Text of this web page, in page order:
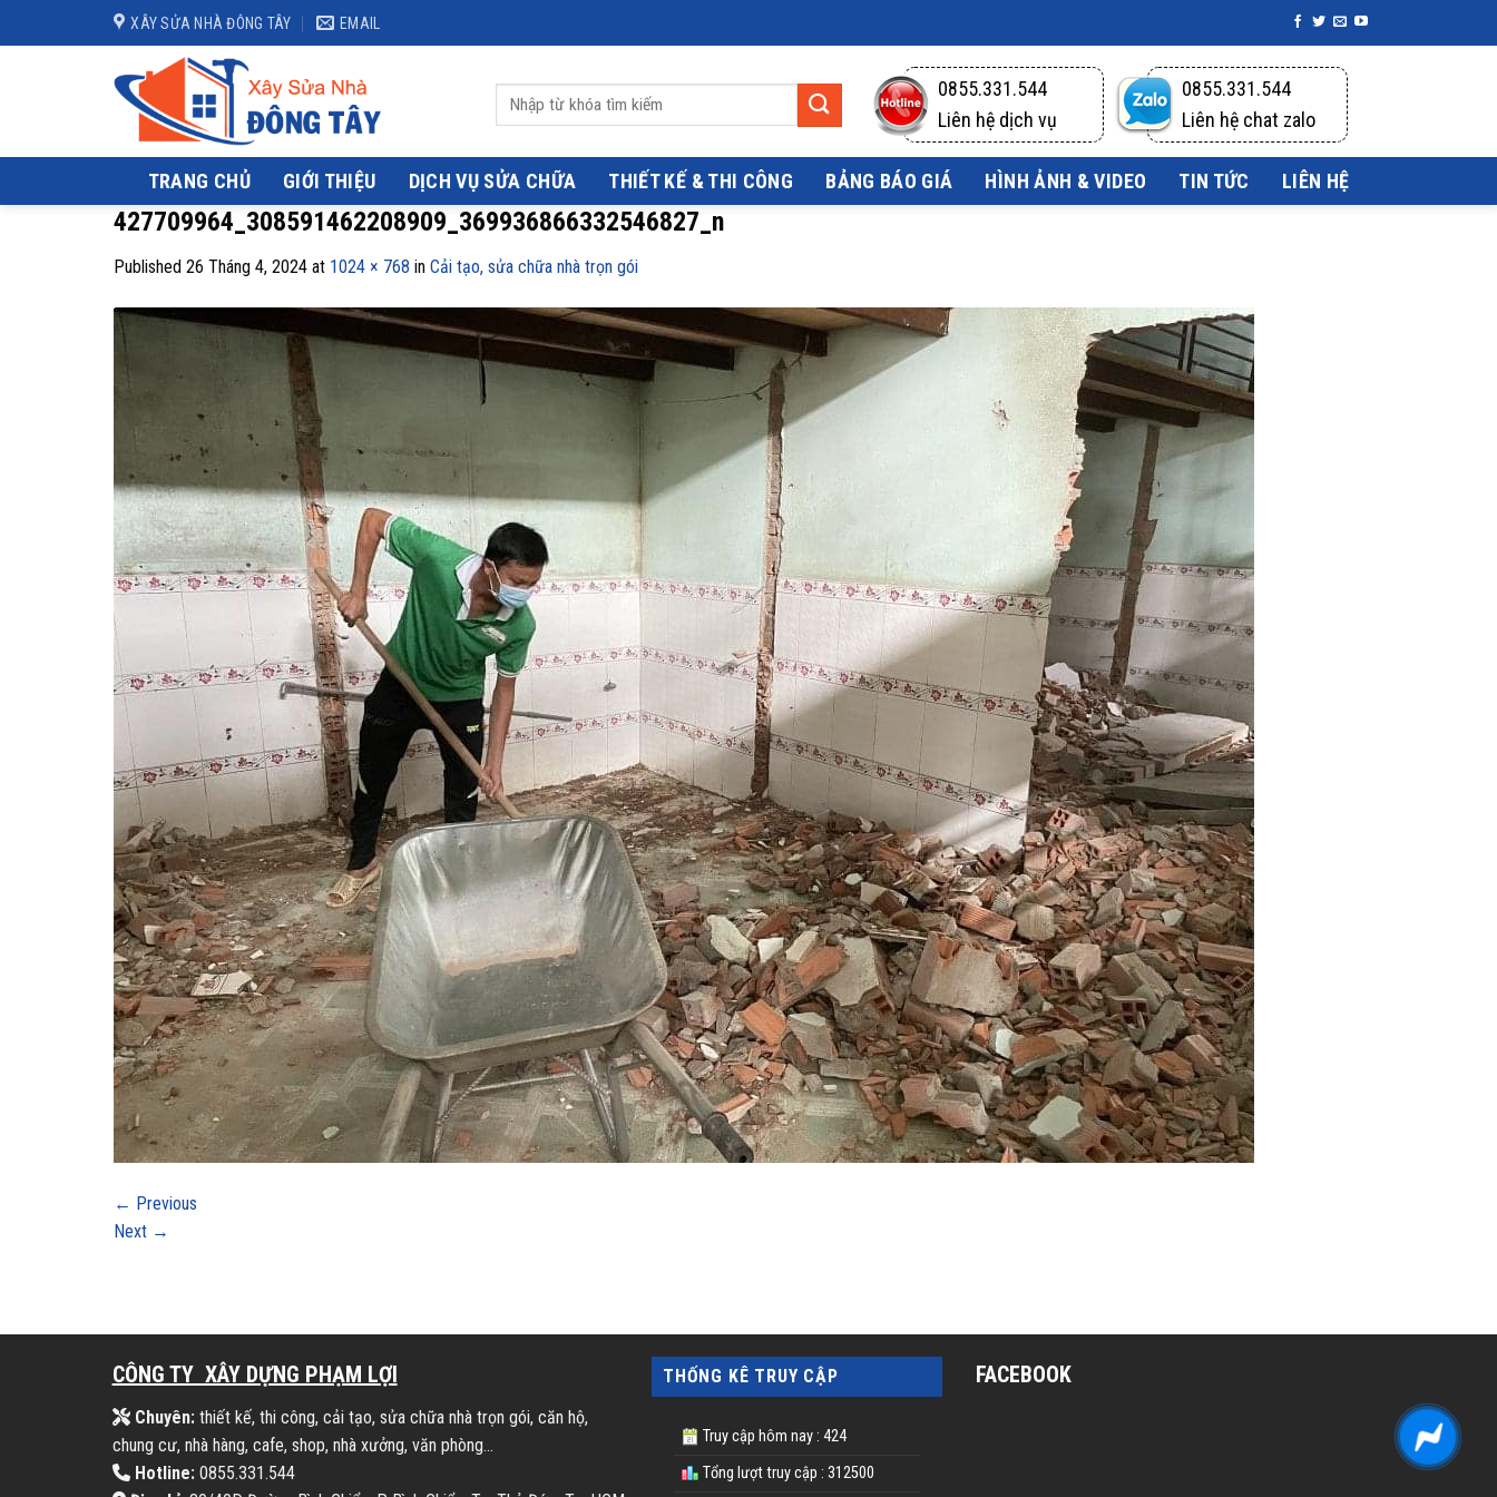
to
XÂY SỬA NHÀ ĐÔNG TÂY EMAIL
0855.331.544
Liên hệ dịch vụ
0855.331.544
Liên hệ chat zalo
TRANG CHỦ GIỚI THIỆU DỊCH VỤ SỬA CHỮA THIẾT KẾ & THI CÔNG BẢNG BÁO GIÁ HÌNH ẢNH & VIDEO TIN TỨC LIÊN HỆ
427709964_308591462208909_369936866332546827_n
Published 26 Tháng 4, 2024 at 1024 × 768 in Cải tạo, sửa chữa nhà trọn gói
← Previous
Next →
CÔNG TY XÂY DỰNG PHẠM LỢI
Chuyên:thiết kế, thi công, cải tạo, sửa chữa nhà trọn gói, căn hộ,
chung cư, nhà hàng, cafe, shop, nhà xưởng, văn phòng...
Hotline:0855.331.544
THỐNG KÊ TRUY CẬP
Truy cập hôm nay : 424
Tổng lượt truy cập : 312500
FACEBOOK